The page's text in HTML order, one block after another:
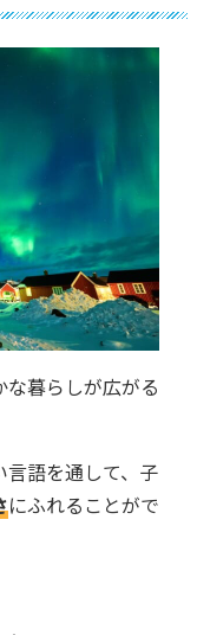
暮らしが広がる
言語を通して、子
にふれることがで